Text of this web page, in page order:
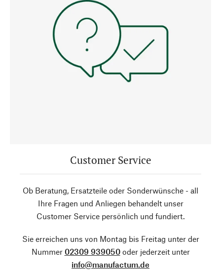
Customer Service
Ob Beratung, Ersatzteile oder Sonderwünsche - all
Ihre Fragen und Anliegen behandelt unser
Customer Service persönlich und fundiert.
Sie erreichen uns von Montag bis Freitag unter der
Nummer 02309 939050oder jederzeit unter
info@manufactum.de